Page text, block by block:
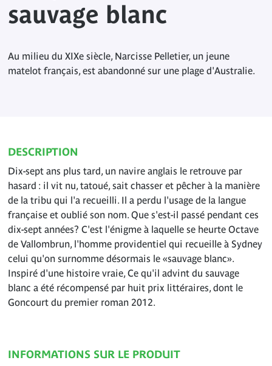
sauvage blanc
Au milieu du XIXe siècle, Narcisse Pelletier, un jeune
matelot français, est abandonné sur une plage d'Australie.
DESCRIPTION
Dix-sept ans plus tard, un navire anglais le retrouve par
hasard : il vit nu, tatoué, sait chasser et pêcher à la manière
de la tribu qui l'a recueilli. Il a perdu l'usage de la langue
française et oublié son nom. Que s'est-il passé pendant ces
dix-sept années? C'est l'énigme à laquelle se heurte Octave
de Vallombrun, l'homme providentiel qui recueille à Sydney
celui qu'on surnomme désormais le «sauvage blanc».
Inspiré d'une histoire vraie, Ce qu'il advint du sauvage
blanc a été récompensé par huit prix littéraires, dont le
Goncourt du premier roman 2012.
INFORMATIONS SUR LE PRODUIT